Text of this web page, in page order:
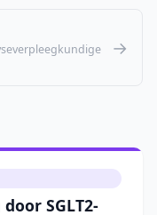
→
SGLT2-